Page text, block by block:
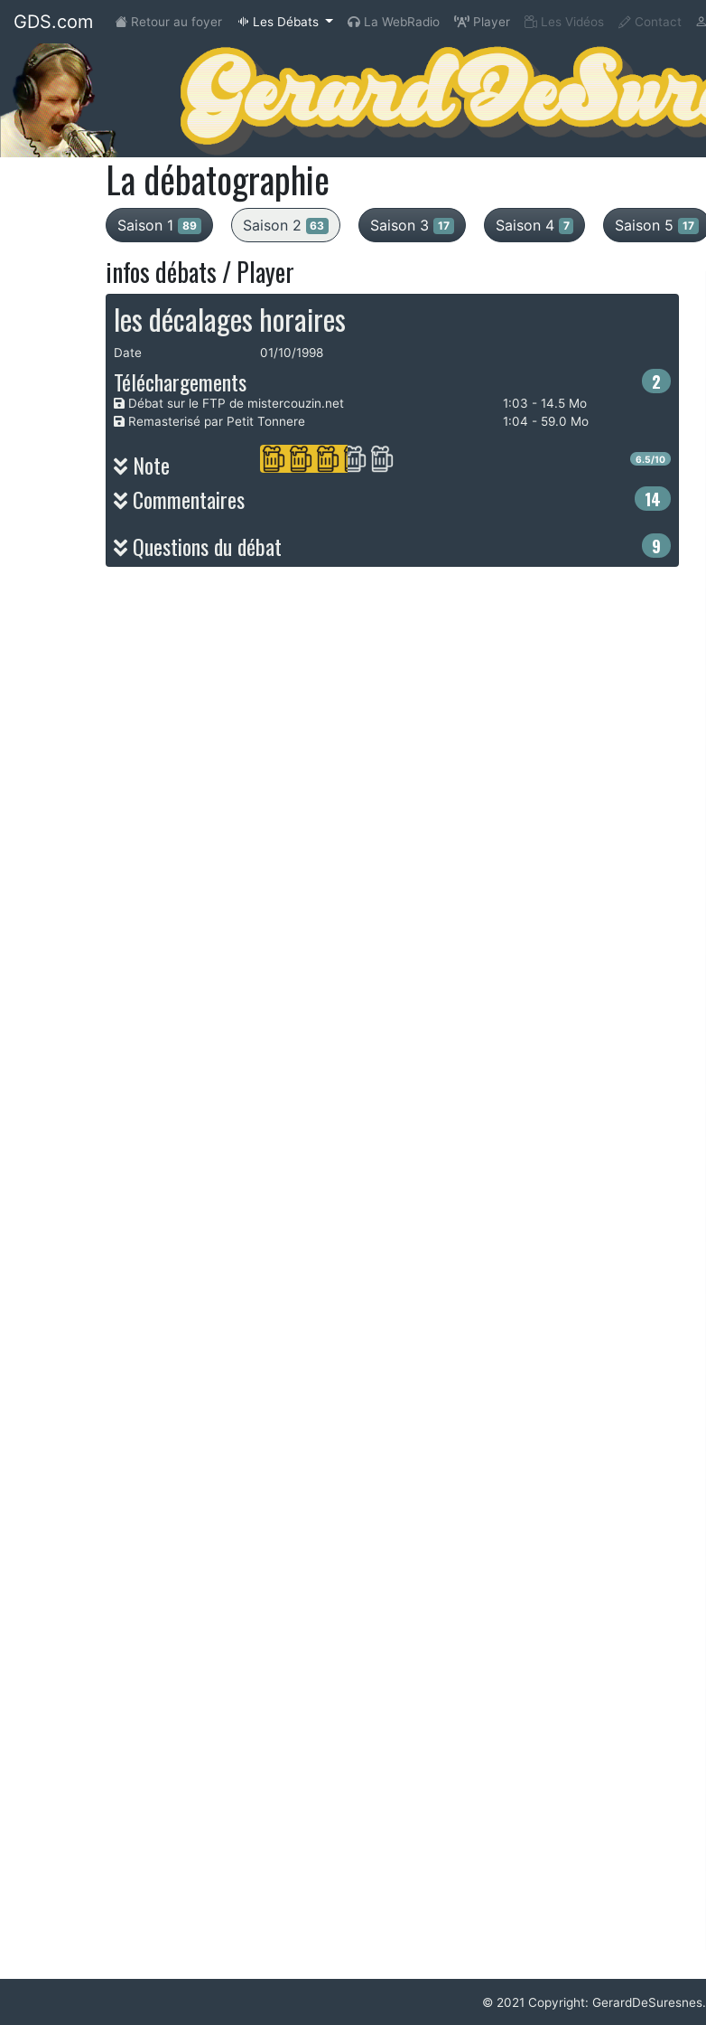
GDS.com Retour au foyer(current)Les Débats La WebRadio Player Les Vidéos Contact
La débatographie
Saison 1 89 Saison 2 63 Saison 3 17 Saison 4 7 Saison 5 17
infos débats / Player
les décalages horaires
Date 01/10/1998
Téléchargements 2
Débat sur le FTP de mistercouzin.net
1:03 - 14.5 Mo
Remasterisé par Petit Tonnere
1:04 - 59.0 Mo
Note 6.5/10
Commentaires 14
Questions du débat 9
© 2021 Copyright: